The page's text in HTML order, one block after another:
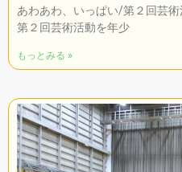
あわあわ、いっぱい/第２回芸
第２回芸術活動を年少
もっとみる »